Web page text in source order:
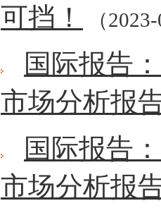
可挡！
（
国际报告
市场分析报
国际报告
市场分析报